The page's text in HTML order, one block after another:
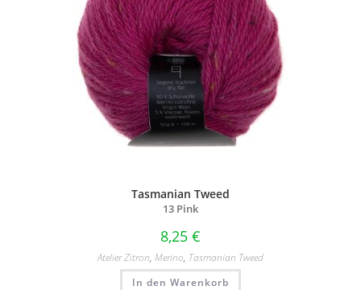
Tasmanian Tweed
13 Pink
8,25 €
Atelier Zitron, Merino, Tasmanian Tweed
In den Warenkorb